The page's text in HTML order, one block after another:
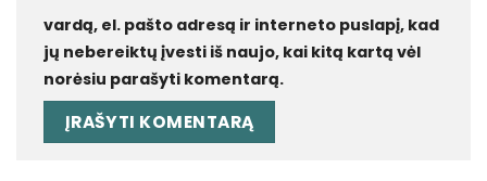
vardą, el. pašto adresą ir interneto puslapį, kad
jų nebereiktų įvesti iš naujo, kai kitą kartą vėl
norėsiu parašyti komentarą.